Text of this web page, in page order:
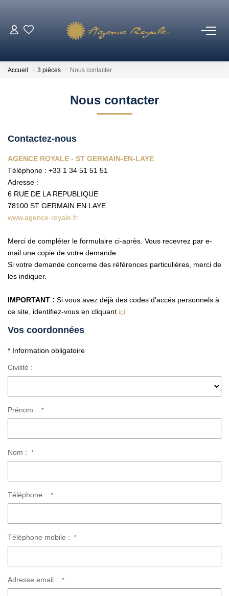
LOCATIONS
NOTRE AGENCE
Qui Sommes-Nous ?
Nos Actualités
Avis Clients
CONTACT
Accueil 3 pièces Nous contacter
Nous contacter
Contactez-nous
AGENCE ROYALE - ST GERMAIN-EN-LAYE
Téléphone : +33 1 34 51 51 51
Adresse :
6 RUE DE LA REPUBLIQUE
78100 ST GERMAIN EN LAYE
www.agence-royale.fr
Merci de compléter le formulaire ci-après. Vous recevrez par e-
mail une copie de votre demande.
Si votre demande concerne des références particulières, merci de
les indiquer.
IMPORTANT : Si vous avez déjà des codes d'accés personnels à
ce site, identifiez-vous en cliquant ici
Vos coordonnées
* Information obligatoire
Civilité :
Prénom : *
Nom : *
Téléphone : *
Téléphone mobile : *
Adresse email : *